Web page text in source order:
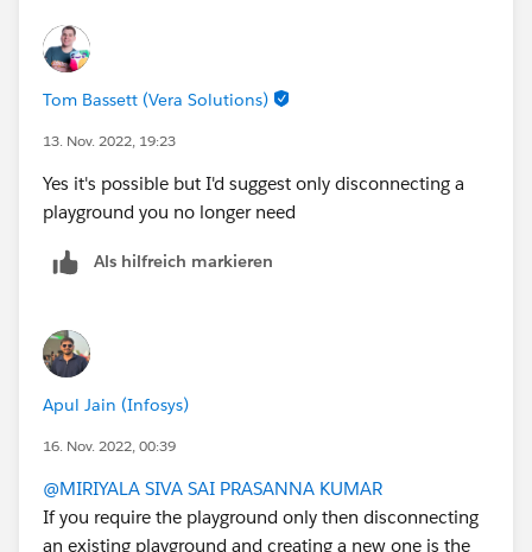
Tom Bassett (Vera Solutions)
13. Nov. 2022, 19:23
Yes it's possible but I'd suggest only disconnecting a
playground you no longer need
Als hilfreich markieren
Apul Jain (Infosys)
16. Nov. 2022, 00:39
@MIRIYALA SIVA SAI PRASANNA KUMAR
If you require the playground only then disconnecting
an existing playground and creating a new one is the